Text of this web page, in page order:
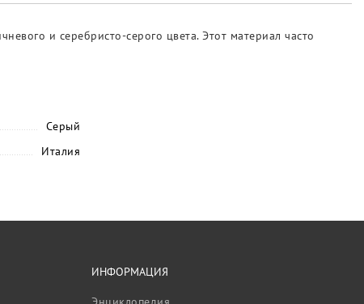
и серебристо-серого цвета. Этот материал часто
Серый
Италия
ИНФОРМАЦИЯ